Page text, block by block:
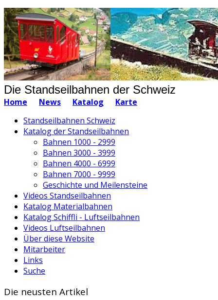
Die Standseilbahnen der Schweiz
Home News Katalog
Karte
Standseilbahnen Schweiz
Katalog der Standseilbahnen
Bahnen 1000 - 2999
Bahnen 3000 - 3999
Bahnen 4000 - 6999
Bahnen 7000 - 9999
Geschichte und Meilensteine
Videos Standseilbahnen
Katalog Materialbahnen
Katalog Schiffli - Luftseilbahnen
Videos Luftseilbahnen
Über diese Website
Mitarbeiter
Links
Suche
Die neusten Artikel